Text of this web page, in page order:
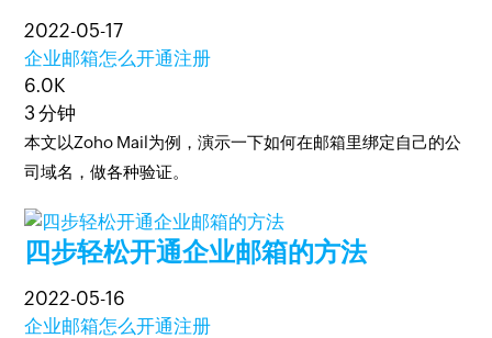
2022-05-17
企业邮箱怎么开通注册
6.0K
3 分钟
本文以Zoho Mail为例，演示一下如何在邮箱里绑定自己的公
司域名，做各种验证。
四步轻松开通企业邮箱的方法
2022-05-16
企业邮箱怎么开通注册